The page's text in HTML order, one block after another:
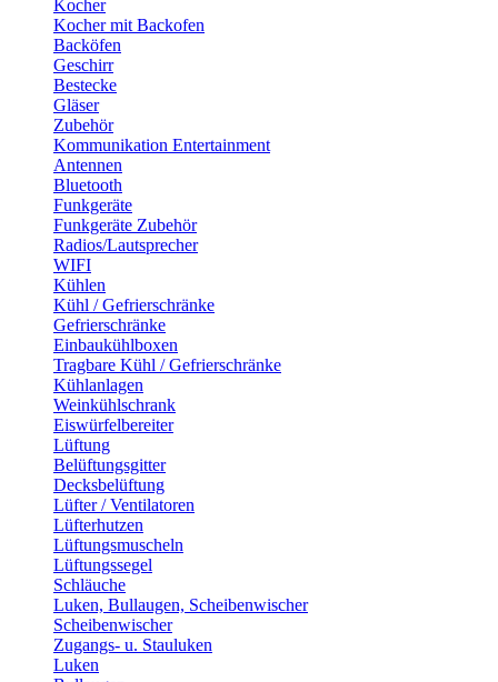
Kocher
Kocher mit Backofen
Backöfen
Geschirr
Bestecke
Gläser
Zubehör
Kommunikation Entertainment
Antennen
Bluetooth
Funkgeräte
Funkgeräte Zubehör
Radios/Lautsprecher
WIFI
Kühlen
Kühl / Gefrierschränke
Gefrierschränke
Einbaukühlboxen
Tragbare Kühl / Gefrierschränke
Kühlanlagen
Weinkühlschrank
Eiswürfelbereiter
Lüftung
Belüftungsgitter
Decksbelüftung
Lüfter / Ventilatoren
Lüfterhutzen
Lüftungsmuscheln
Lüftungssegel
Schläuche
Luken, Bullaugen, Scheibenwischer
Scheibenwischer
Zugangs- u. Stauluken
Luken